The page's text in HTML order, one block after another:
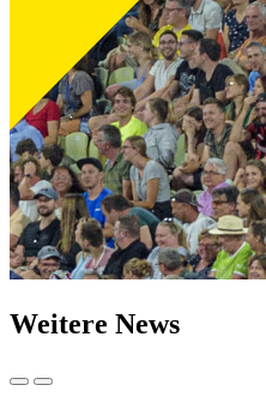
Weitere News